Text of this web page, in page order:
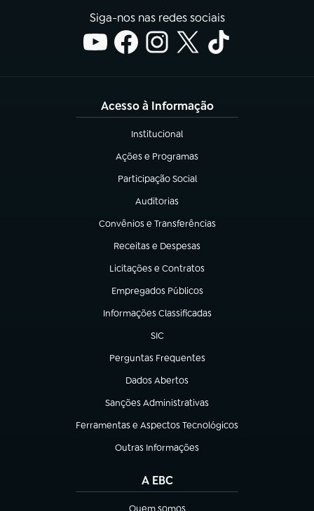
Siga-nos nas redes sociais
Acesso à Informação
Institucional
(abre em nova aba)
Ações e Programas
(abre em nova aba)
Participação Social
(abre em nova aba)
Auditorias
(abre em nova aba)
Convênios e Transferências
(abre em nova aba)
Receitas e Despesas
(abre em nova aba)
Licitações e Contratos
(abre em nova aba)
Empregados Públicos
(abre em nova aba)
Informações Classificadas
(abre em nova aba)
SIC
(abre em nova aba)
Perguntas Frequentes
(abre em nova aba)
Dados Abertos
(abre em nova aba)
Sanções Administrativas
(abre em nova aba)
Ferramentas e Aspectos Tecnológicos
(abre em nova aba)
Outras Informações
(abre em nova aba)
A EBC
Quem somos